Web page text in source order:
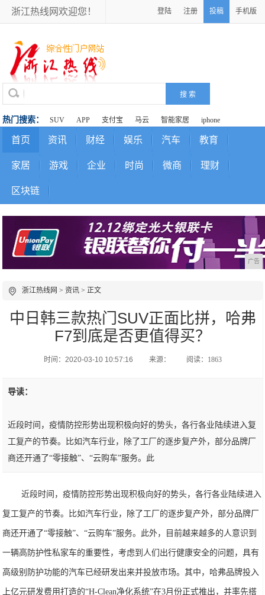
浙江热线网欢迎您！ 登陆 注册 投稿 手机版
热门搜索： SUV APP 支付宝 马云 智能家居 iphone
首页 资讯 财经 娱乐 汽车 教育
家居 游戏 企业 时尚 微商 理财
区块链
广告
浙江热线网 >资讯 > 正文
中日韩三款热门SUV正面比拼，哈弗
F7到底是否更值得买？
时间：2020-03-10 10:57:16 来源： 阅读：1863
导读：
近段时间，疫情防控形势出现积极向好的势头，各行各业陆续进入复
工复产的节奏。比如汽车行业，除了工厂的逐步复产外，部分品牌厂
商还开通了“零接触”、“云购车”服务。此
近段时间，疫情防控形势出现积极向好的势头，各行各业陆续进入
复工复产的节奏。比如汽车行业，除了工厂的逐步复产外，部分品牌厂
商还开通了“零接触”、“云购车”服务。此外，目前越来越多的人意识到
一辆高防护性私家车的重要性，考虑到人们出行健康安全的问题，具有
高级别防护功能的汽车已经研发出来并投放市场。其中，哈弗品牌投入
上亿元研发费用打造的“H-Clean净化系统”在3月份正式推出，并率先搭